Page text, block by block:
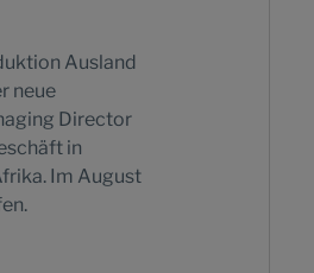
Ausland
neue
Director
in
Im August